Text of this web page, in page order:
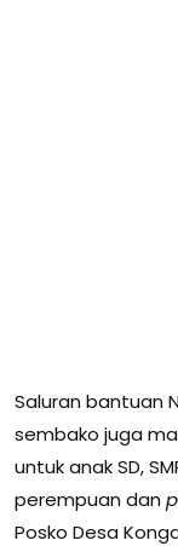
Saluran bantuan
sembako juga
untuk anak SD,
perempuan dan
Posko Desa